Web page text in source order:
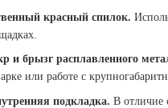
красный спилок.
и брызг расплавленного
или работе с
подкладка. В отличие